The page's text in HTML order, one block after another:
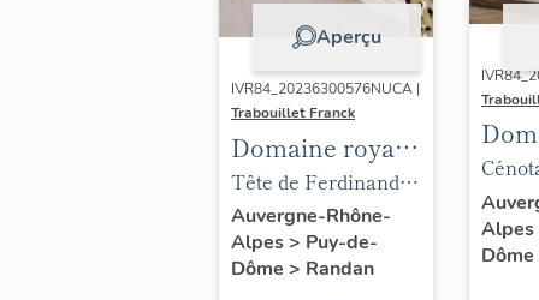
Aperçu
IVR84_20236300576NUCA |
Trabouillet Franck
Domaine royal
de Randan
Tête de Ferdinand-
Philippe d'Orléans,
dans la chapelle
Auvergne-Rhône-
Alpes> Puy-de-
Dôme > Randan
de
dans
Alpes
Dôme